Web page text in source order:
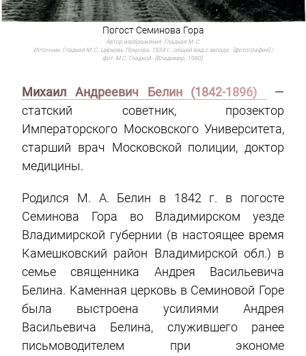
Погост Семинова Гора
Автор изображения: Гладкая М. С.
Источник: Гладкая М. С. Церковь Покрова, 1834 г.: общий вид с запада : [фотография] /
фот. М.С. Гладкой.- [Владимир, 1980].
Михаил Андреевич Белин (1842-1896)
—
статский советник, прозектор
Императорского Московского Университета,
старший врач Московской полиции, доктор
медицины.
Родился М. А. Белин в 1842 г. в погосте
Семинова Гора во Владимирском уезде
Владимирской губернии (в настоящее время
Камешковский район Владимирской обл.) в
семье священника Андрея Васильевича
Белина. Каменная церковь в Семиновой Горе
была выстроена усилиями Андрея
Васильевича Белина, служившего ранее
письмоводителем при экономе